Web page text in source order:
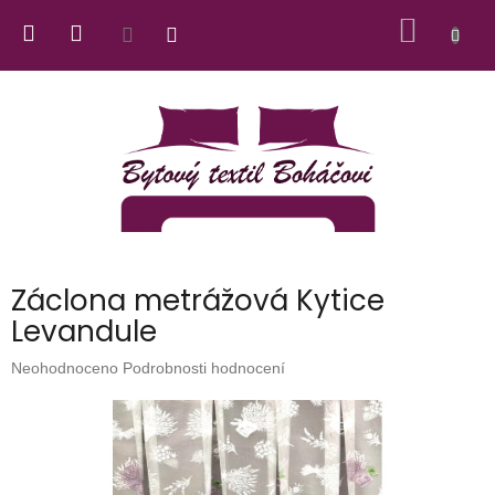
Záclona metrážová Kytice
Levandule
Průměrné
Neohodnoceno Podrobnosti hodnocení